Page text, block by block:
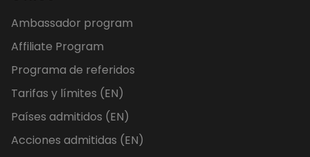
Ambassador program
Affiliate Program
Programa de referidos
Tarifas y límites (EN)
Países admitidos (EN)
Acciones admitidas (EN)